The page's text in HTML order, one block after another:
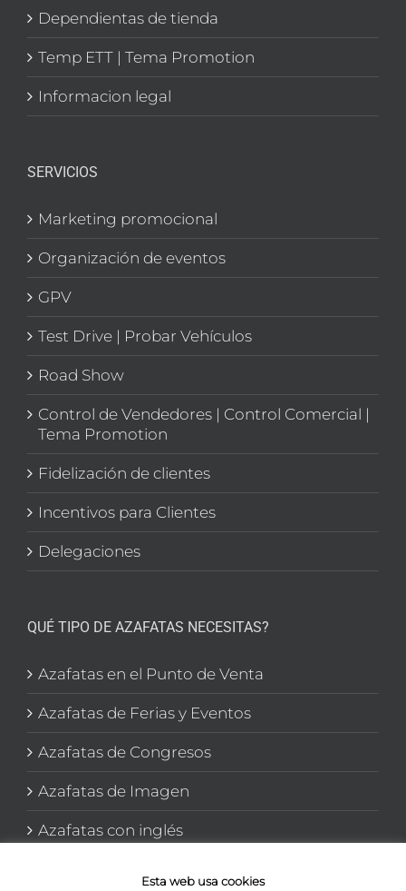
Dependientas de tienda
Temp ETT | Tema Promotion
Informacion legal
SERVICIOS
Marketing promocional
Organización de eventos
GPV
Test Drive | Probar Vehículos
Road Show
Control de Vendedores | Control Comercial |
Tema Promotion
Fidelización de clientes
Incentivos para Clientes
Delegaciones
QUÉ TIPO DE AZAFATAS NECESITAS?
Azafatas en el Punto de Venta
Azafatas de Ferias y Eventos
Azafatas de Congresos
Azafatas de Imagen
Azafatas con inglés
Esta web usa cookies